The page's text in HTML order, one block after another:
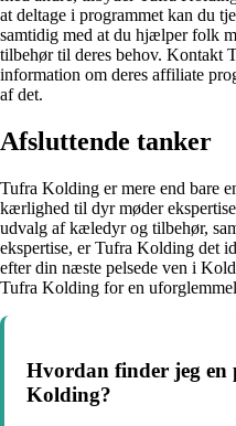
at deltage i programmet kan du
samtidig med at du hjælper folk
tilbehør til deres behov. Kontakt
information om deres affiliate
af det.
Afsluttende tanker
Tufra Kolding er mere end bare
kærlighed til dyr møder
udvalg af kæledyr og tilbehør,
ekspertise, er Tufra Kolding det
efter din næste pelsede ven i
Tufra Kolding for en
Hvordan finder jeg en
Kolding?